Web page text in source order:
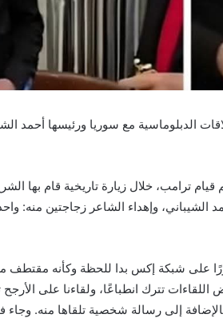
الدبلوماسية مع سوريا ورئيسها أحمد
العالم قيام ترامب، خلال زيارة تاريخية قام بها
وإهداء الشاعر زجاجتين منه:
على شبكة إكس بدا للحظة وكأنه مقتطف من
تترك انطباعًا، ولقاءنا على الأرجح
إلى رسالة شخصية تلقاها منه. وجاء